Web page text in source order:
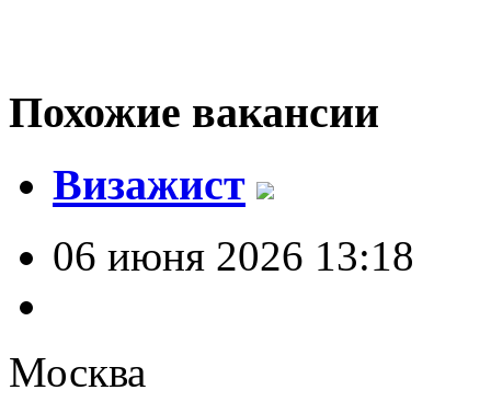
Похожие вакансии
Визажист
06 июня 2026 13:18
Москва